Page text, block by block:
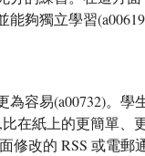
夠獨立學習
容易(a00732)。學
在紙上的更簡單、
修改的 RSS 或電郵